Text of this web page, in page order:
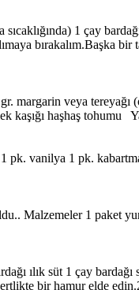
1 çay
bırakalım.Başka bir
veya tereyağı
haşhaş tohumu
pk. vanilya 1 pk.
Malzemeler 1 paket
ılık süt 1 çay bardağı
bir hamur elde